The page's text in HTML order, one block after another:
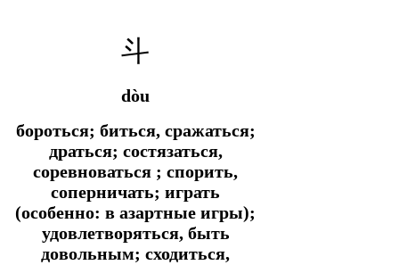
斗
dòu
бороться; биться, сражаться;
драться; состязаться,
соревноваться ; спорить,
соперничать; играть
(особенно: в азартные игры);
удовлетворяться, быть
довольным; сходиться,